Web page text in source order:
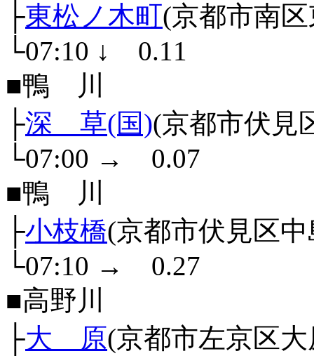
├東松ノ木町(京都市南
└07:10 ↓
0.11
■鴨 川
├深 草(国)(京都市伏見
└07:00 →
0.07
■鴨 川
├小枝橋(京都市伏見区
└07:10 →
0.27
■高野川
├大 原(京都市左京区